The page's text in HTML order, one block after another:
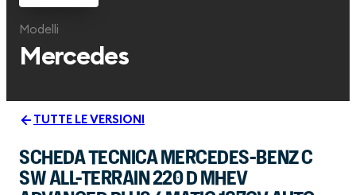
Modelli
Mercedes
TUTTE LE VERSIONI
SCHEDA TECNICA MERCEDES-BENZ C
SW ALL-TERRAIN 220 D MHEV